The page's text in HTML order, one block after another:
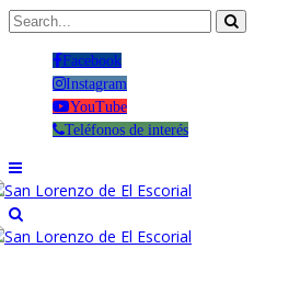
Facebook
Instagram
YouTube
Teléfonos de interés